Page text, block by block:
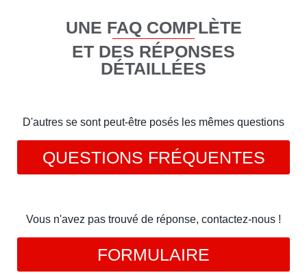
UNE FAQ COMPLÈTE
ET DES RÉPONSES
DÉTAILLÉES
D'autres se sont peut-être posés les mêmes questions
QUESTIONS FRÉQUENTES
Vous n'avez pas trouvé de réponse, contactez-nous !
FORMULAIRE